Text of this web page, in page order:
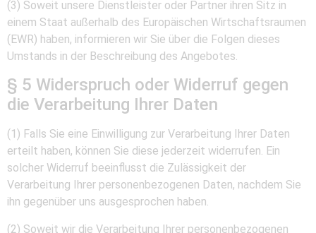
(3) Soweit unsere Dienstleister oder Partner ihren Sitz in
einem Staat außerhalb des Europäischen Wirtschaftsraumen
(EWR) haben, informieren wir Sie über die Folgen dieses
Umstands in der Beschreibung des Angebotes.
§ 5 Widerspruch oder Widerruf gegen
die Verarbeitung Ihrer Daten
(1) Falls Sie eine Einwilligung zur Verarbeitung Ihrer Daten
erteilt haben, können Sie diese jederzeit widerrufen. Ein
solcher Widerruf beeinflusst die Zulässigkeit der
Verarbeitung Ihrer personenbezogenen Daten, nachdem Sie
ihn gegenüber uns ausgesprochen haben.
(2) Soweit wir die Verarbeitung Ihrer personenbezogenen